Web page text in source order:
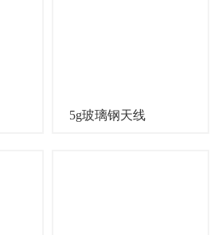
5g玻璃钢天线